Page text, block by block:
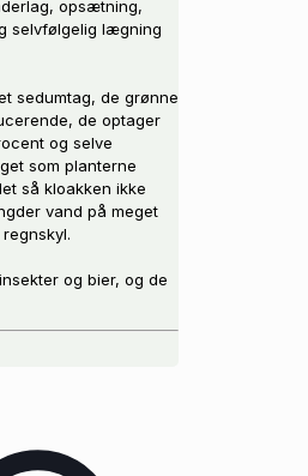
opsætning,
selvfølgelig lægning
sedumtag, de grønne
de optager
og selve
som planterne
så kloakken ikke
vand på meget
og bier, og de